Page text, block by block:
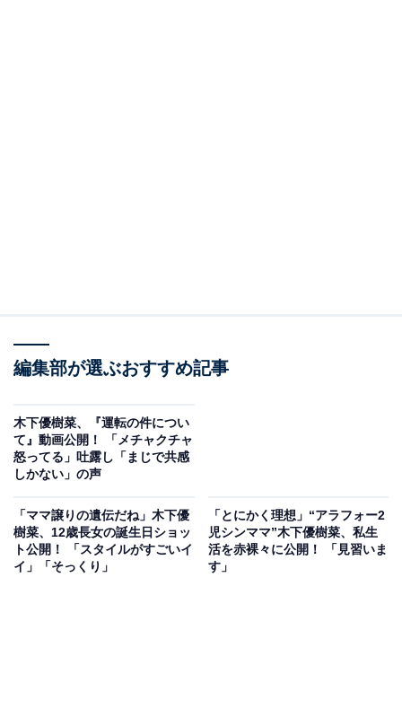
編集部が選ぶおすすめ記事
木下優樹菜、『運転の件につい
て』動画公開！ 「メチャクチャ
怒ってる」吐露し「まじで共感
しかない」の声
「ママ譲りの遺伝だね」木下優
樹菜、12歳長女の誕生日ショッ
ト公開！ 「スタイルがすごいイ
イ」「そっくり」
「とにかく理想」“アラフォー2
児シンママ”木下優樹菜、私生
活を赤裸々に公開！ 「見習いま
す」